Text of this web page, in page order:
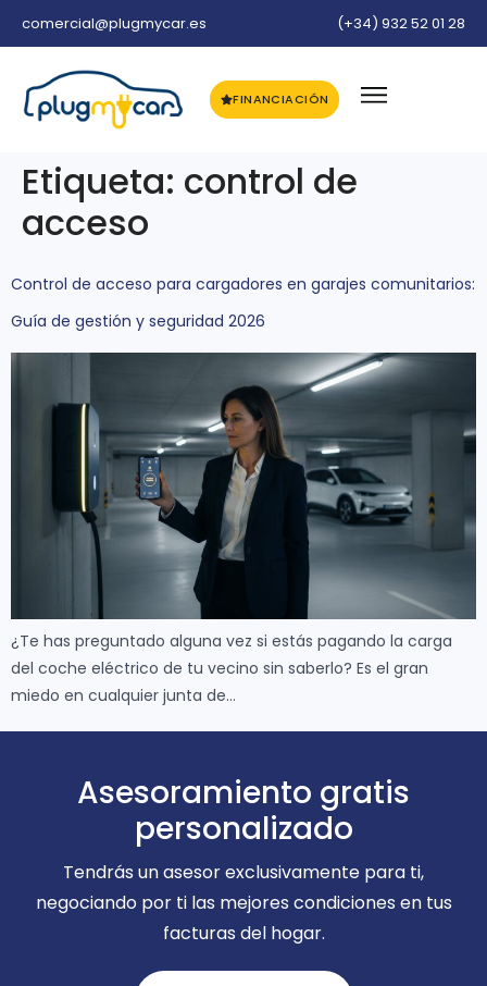
comercial@plugmycar.es (+34) 932 52 01 28
FINANCIACIÓN
Etiqueta: control de
acceso
Control de acceso para cargadores en garajes comunitarios:
Guía de gestión y seguridad 2026
¿Te has preguntado alguna vez si estás pagando la carga
del coche eléctrico de tu vecino sin saberlo? Es el gran
miedo en cualquier junta de…
Asesoramiento gratis
personalizado
Tendrás un asesor exclusivamente para ti,
negociando por ti las mejores condiciones en tus
facturas del hogar.